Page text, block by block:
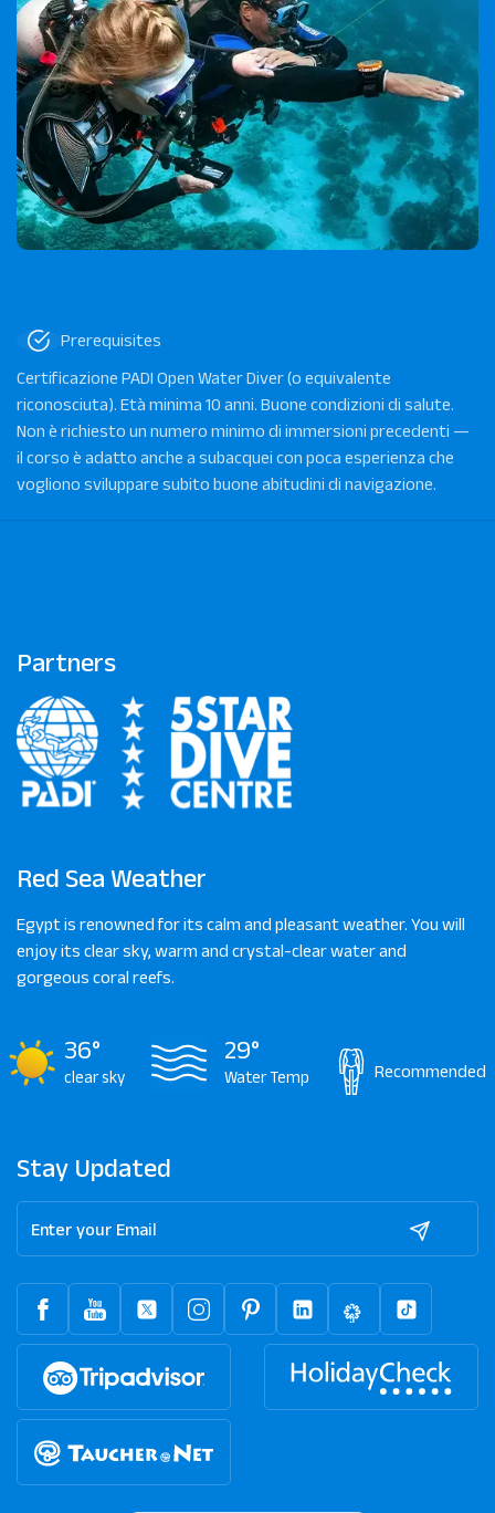
Prerequisites
Certificazione PADI Open Water Diver (o equivalente
riconosciuta). Età minima 10 anni. Buone condizioni di salute.
Non è richiesto un numero minimo di immersioni precedenti —
il corso è adatto anche a subacquei con poca esperienza che
vogliono sviluppare subito buone abitudini di navigazione.
Partners
Red Sea Weather
Egypt is renowned for its calm and pleasant weather. You will
enjoy its clear sky, warm and crystal-clear water and
gorgeous coral reefs.
36°
clear sky
29°
Water Temp Recommended
Stay Updated